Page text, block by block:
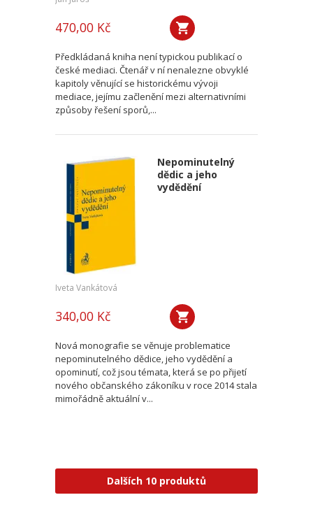
470,00 Kč
Předkládaná kniha není typickou publikací o
české mediaci. Čtenář v ní nenalezne obvyklé
kapitoly věnující se historickému vývoji
mediace, jejímu začlenění mezi alternativními
způsoby řešení sporů,...
Nepominutelný
dědic a jeho
vydědění
Iveta Vankátová
340,00 Kč
Nová monografie se věnuje problematice
nepominutelného dědice, jeho vydědění a
opominutí, což jsou témata, která se po přijetí
nového občanského zákoníku v roce 2014 stala
mimořádně aktuální v...
Dalších 10 produktů